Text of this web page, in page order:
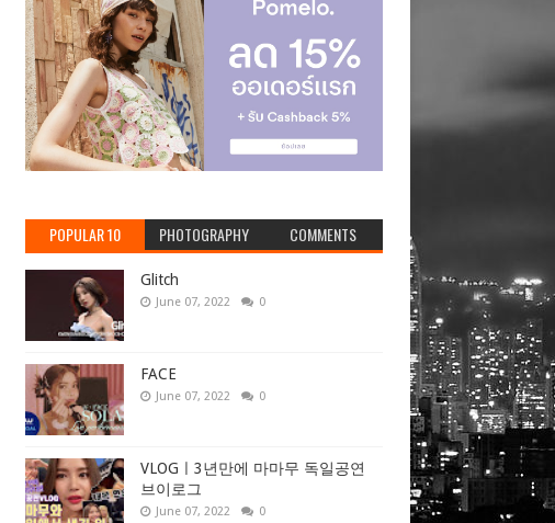
POPULAR 10 PHOTOGRAPHY COMMENTS
Glitch
June 07, 2022 0
FACE
June 07, 2022 0
VLOGㅣ3년만에 마마무 독일공연
브이로그
June 07, 2022 0